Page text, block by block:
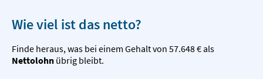
Wie viel ist das netto?
Finde heraus, was bei einem Gehalt von 57.648 € als
Nettolohn übrig bleibt.